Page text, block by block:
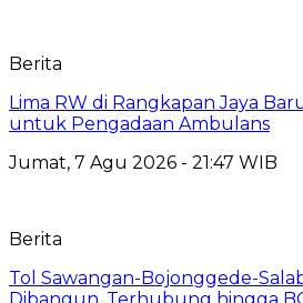
Berita
Lima RW di Rangkapan Jaya
untuk Pengadaan Ambulans
Jumat, 7 Agu 2026 - 21:47 WIB
Berita
Tol Sawangan-Bojonggede-